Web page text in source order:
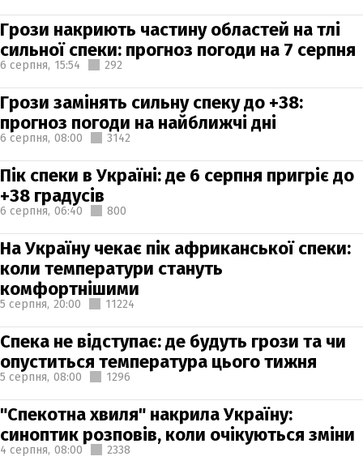
Грози накриють частину областей на тлі
сильної спеки: прогноз погоди на 7 серпня
6 серпня, 15:54 292
Грози замінять сильну спеку до +38:
прогноз погоди на найближчі дні
6 серпня, 08:00 3142
Пік спеки в Україні: де 6 серпня пригріє до
+38 градусів
6 серпня, 06:40 800
На Україну чекає пік африканської спеки:
коли температури стануть
комфортнішими
5 серпня, 20:00 11224
Спека не відступає: де будуть грози та чи
опуститься температура цього тижня
5 серпня, 08:00 1296
"Спекотна хвиля" накрила Україну:
синоптик розповів, коли очікуються зміни
4 серпня, 08:00 2338